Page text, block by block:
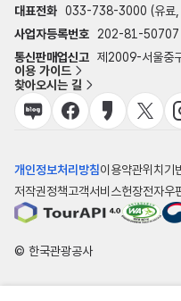
대표전화 033-738-3000 (유료,
사업자등록번호 202-81-50707
통신판매업신고 제2009-서울중
이용 가이드
찾아오시는 길
개인정보처리방침이용약관위치기
저작권정책고객서비스헌장전자우
© 한국관광공사